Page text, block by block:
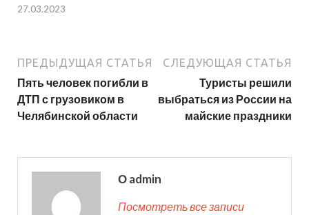
27.03.2023
ПРЕДЫДУЩАЯ СТАТЬЯ
Пять человек погибли в
ДТП с грузовиком в
Челябинской области
СЛЕДУЮЩАЯ СТАТЬЯ
Туристы решили
выбраться из России на
майские праздники
О admin
Посмотреть все записи